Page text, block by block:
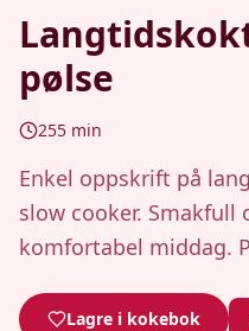
pølse
255 min
Enkel oppskrift på
slow cooker. Smakfull
komfortabel middag.
Lagre i kokebok